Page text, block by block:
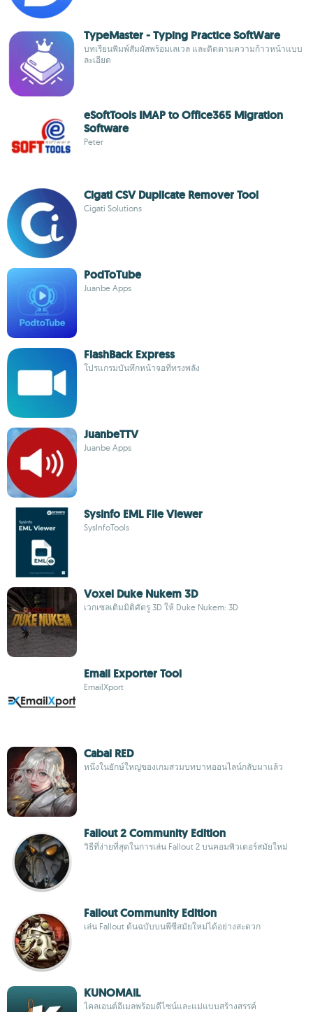
TypeMaster - Typing Practice SoftWare
บทเรียนพิมพ์สัมผัสพร้อมเลเวล และติดตามความก้าวหน้าแบบ
ละเอียด
eSoftTools IMAP to Office365 Migration
Software
Peter
Cigati CSV Duplicate Remover Tool
Cigati Solutions
PodToTube
Juanbe Apps
FlashBack Express
โปรแกรมบันทึกหน้าจอที่ทรงพลัง
JuanbeTTV
Juanbe Apps
SysInfo EML File Viewer
SysInfoTools
Voxel Duke Nukem 3D
เวกเซลเติมมิติศัตรู 3D ให้ Duke Nukem: 3D
Email Exporter Tool
EmailXport
Cabal RED
หนึ่งในยักษ์ใหญ่ของเกมสวมบทบาทออนไลน์กลับมาแล้ว
Fallout 2 Community Edition
วิธีที่ง่ายที่สุดในการเล่น Fallout 2 บนคอมพิวเตอร์สมัยใหม่
Fallout Community Edition
เล่น Fallout ต้นฉบับบนพีซีสมัยใหม่ได้อย่างสะดวก
KUNOMAIL
ไคลเอนต์อีเมลพร้อมดีไซน์และแม่แบบสร้างสรรค์